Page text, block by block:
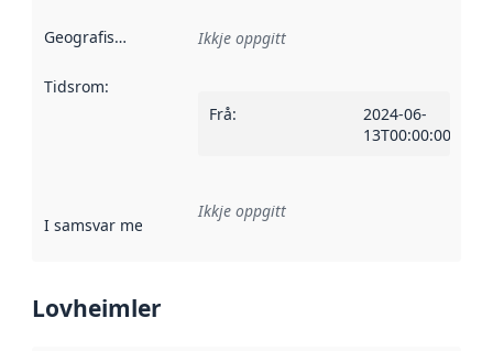
Geografisk område Ikkje oppgitt
Tidsrom:
Frå:
2024-06-
13T00:00:00Z
I samsvar med Referanse til ei implementeringsregel eller
Ikkje oppgitt
Lovheimler